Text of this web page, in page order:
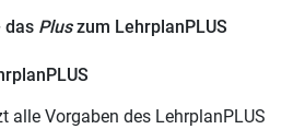
das Pluszum LehrplanPLUS
alle Vorgaben des LehrplanPLUS